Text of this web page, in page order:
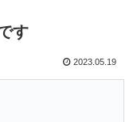
す
2023.05.19